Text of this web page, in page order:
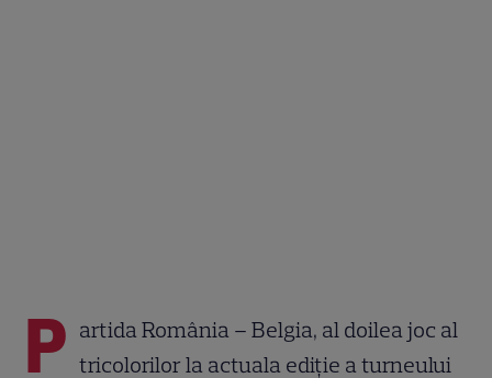
P artida România – Belgia, al doilea joc al
tricolorilor la actuala ediție a turneului